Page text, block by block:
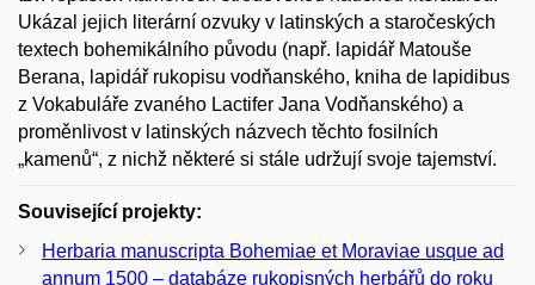
Ukázal jejich literární ozvuky v latinských a staročeských
textech bohemikálního původu (např. lapidář Matouše
Berana, lapidář rukopisu vodňanského, kniha de lapidibus
z Vokabuláře zvaného Lactifer Jana Vodňanského) a
proměnlivost v latinských názvech těchto fosilních
„kamenů“, z nichž některé si stále udržují svoje tajemství.
Související projekty:
Herbaria manuscripta Bohemiae et Moraviae usque ad
annum 1500 – databáze rukopisných herbářů do roku